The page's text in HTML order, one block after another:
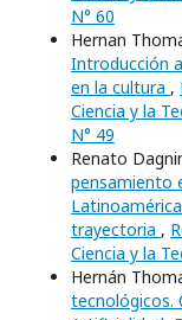
N° 60
Hernan
Introducción
en la cultura ,
Ciencia y la
N° 49
Renato
pensamiento
trayectoria ,
Ciencia y la
Hernán
tecnológicos.